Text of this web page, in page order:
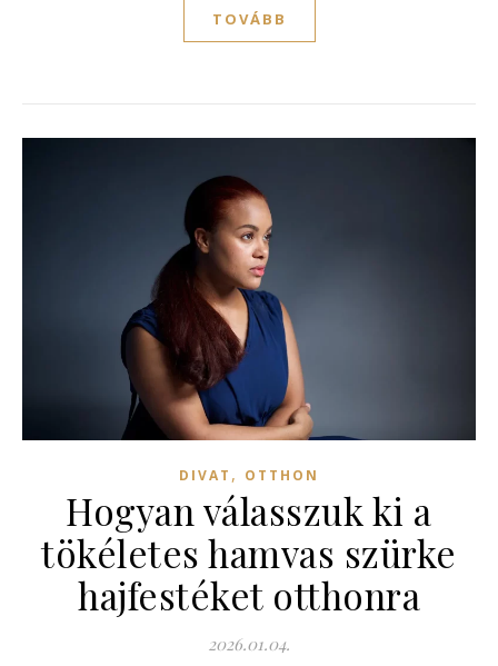
TOVÁBB
DIVAT , OTTHON
Hogyan válasszuk ki a
tökéletes hamvas szürke
hajfestéket otthonra
2026.01.04.